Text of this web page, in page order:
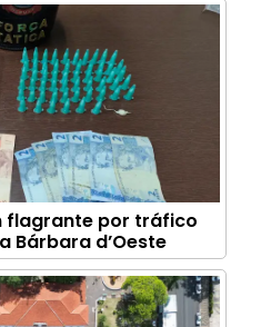
flagrante por tráfico
Bárbara d’Oeste